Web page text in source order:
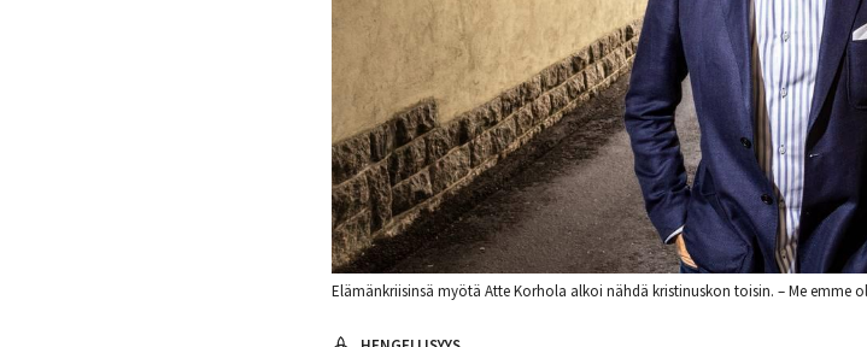
Elämänkriisinsä myötä Atte Korhola alkoi nähdä kristinuskon toisin. – Me emme